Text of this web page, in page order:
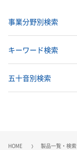
事業分野別検索
キーワード検索
五十音別検索
HOME 製品一覧・検索